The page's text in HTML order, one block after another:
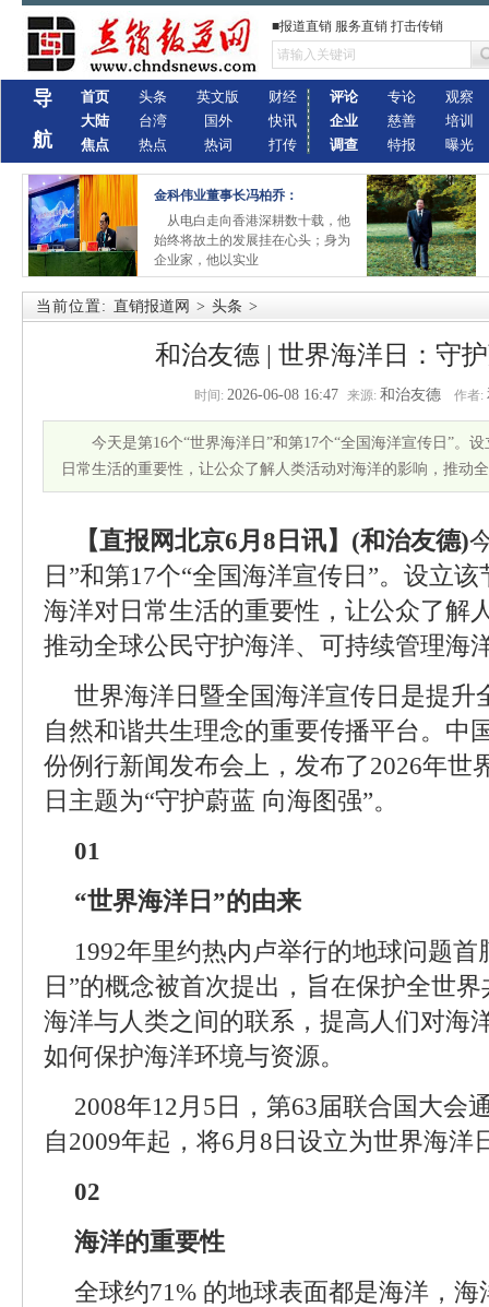
■报道直销 服务直销 打击传销
导
航
首页
大陆
焦点
头条
台湾
热点
英文版
国外
热词
财经
快讯
打传
评论
企业
调查
专论
慈善
特报
观察
培训
曝光
金科伟业董事长冯柏乔：
从电白走向香港深耕数十载，他
始终将故土的发展挂在心头；身为
企业家，他以实业
当前位置: 直销报道网 > 头条 >
和治友德 | 世界海洋日：守
时间: 2026-06-08 16:47 来源: 和治友德 作者:
今天是第16个“世界海洋日”和第17个“全国海洋宣传日”。
日常生活的重要性，让公众了解人类活动对海洋的影响，推动
【直报网北京6月8日讯】(和治友德)
日”和第17个“全国海洋宣传日”。设立
海洋对日常生活的重要性，让公众了解
推动全球公民守护海洋、可持续管理海
世界海洋日暨全国海洋宣传日是提升
自然和谐共生理念的重要传播平台。中
份例行新闻发布会上，发布了2026年世
日主题为“守护蔚蓝 向海图强”。
01
“世界海洋日”的由来
1992年里约热内卢举行的地球问题首
日”的概念被首次提出，旨在保护全世
海洋与人类之间的联系，提高人们对海
如何保护海洋环境与资源。
2008年12月5日，第63届联合国大会
自2009年起，将6月8日设立为世界海洋
02
海洋的重要性
全球约71% 的地球表面都是海洋，